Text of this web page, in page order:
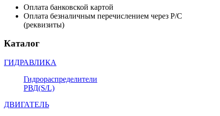
Оплата банковской картой
Оплата безналичным перечислением через Р/С
(реквизиты)
Каталог
ГИДРАВЛИКА
Гидрораспределители
РВД(S/L)
ДВИГАТЕЛЬ